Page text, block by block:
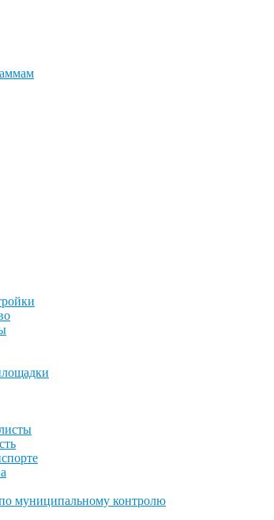
муниципальному контролю